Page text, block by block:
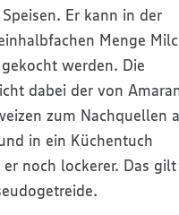
Er kann in der
Menge
werden. Die
dabei der von
zum Nachquellen
in ein Küchentuch
noch lockerer. Das gilt